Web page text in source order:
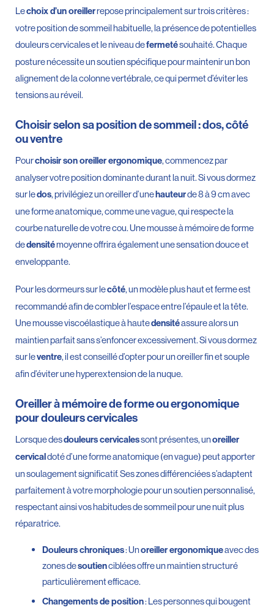
Lechoix d’un oreillerrepose principalement sur trois critères :
votre position de sommeil habituelle, la présence de potentielles
douleurs cervicales et le niveau defermetésouhaité. Chaque
posture nécessite un soutien spécifique pour maintenir un bon
alignement de la colonne vertébrale, ce qui permet d’éviter les
tensions au réveil.
Choisir selon sa position de sommeil : dos, côté
ou ventre
Pourchoisir son oreiller ergonomique, commencez par
analyser votre position dominante durant la nuit. Si vous dormez
sur ledos, privilégiez un oreiller d’unehauteurde 8 à 9 cm avec
une forme anatomique, comme une vague, qui respecte la
courbe naturelle de votre cou. Une mousse à mémoire de forme
dedensitémoyenne offrira également une sensation douce et
enveloppante.
Pour les dormeurs sur lecôté, un modèle plus haut et ferme est
recommandé afin de combler l’espace entre l’épaule et la tête.
Une mousse viscoélastique à hautedensitéassure alors un
maintien parfait sans s’enfoncer excessivement. Si vous dormez
sur leventre, il est conseillé d’opter pour un oreiller fin et souple
afin d’éviter une hyperextension de la nuque.
Oreiller à mémoire de forme ou ergonomique
pour douleurs cervicales
Lorsque desdouleurs cervicalessont présentes, unoreiller
cervicaldoté d’une forme anatomique (en vague) peut apporter
un soulagement significatif. Ses zones différenciées s’adaptent
parfaitement à votre morphologie pour un soutien personnalisé,
respectant ainsi vos habitudes de sommeil pour une nuit plus
réparatrice.
Douleurs chroniques: Unoreiller ergonomiqueavec des
zones desoutienciblées offre un maintien structuré
particulièrement efficace.
Changements de position: Les personnes qui bougent